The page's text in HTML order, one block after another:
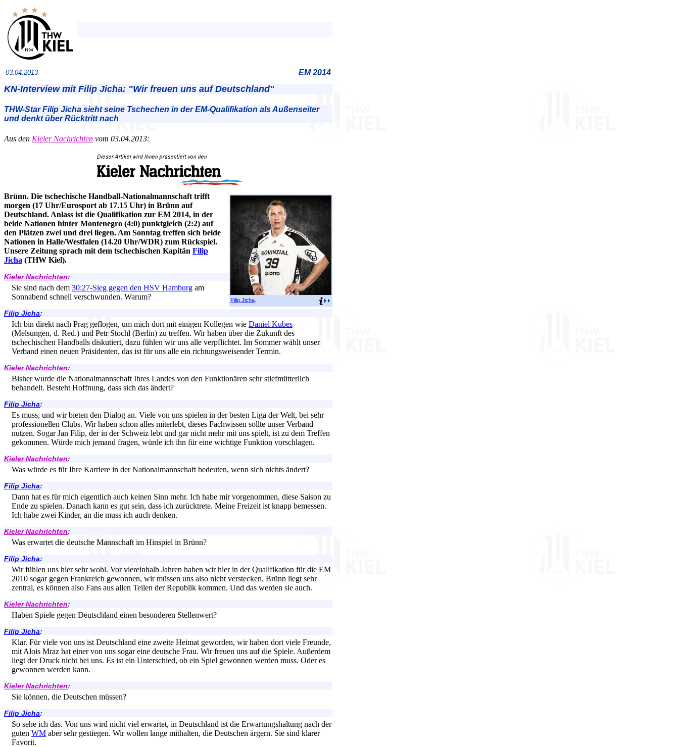
03.04.2013 EM 2014
KN-Interview mit Filip Jicha: "Wir freuen uns auf Deutschland"
THW-Star Filip Jicha sieht seine Tschechen in der EM-Qualifikation als Außenseiter
und denkt über Rücktritt nach
Aus den Kieler Nachrichten vom 03.04.2013:
Filip Jicha
Brünn. Die tschechische Handball-Nationalmannschaft trifft
morgen (17 Uhr/Eurosport ab 17.15 Uhr) in Brünn auf
Deutschland. Anlass ist die Qualifikation zur EM 2014, in der
beide Nationen hinter Montenegro (4:0) punktgleich (2:2) auf
den Plätzen zwei und drei liegen. Am Sonntag treffen sich beide
Nationen in Halle/Westfalen (14.20 Uhr/WDR) zum Rückspiel.
Unsere Zeitung sprach mit dem tschechischen Kapitän Filip
Jicha (THW Kiel).
Kieler Nachrichten:
Sie sind nach dem 30:27-Sieg gegen den HSV Hamburg am
Sonnabend schnell verschwunden. Warum?
Filip Jicha:
Ich bin direkt nach Prag geflogen, um mich dort mit einigen Kollegen wie Daniel Kubes
(Melsungen, d. Red.) und Petr Stochl (Berlin) zu treffen. Wir haben über die Zukunft des
tschechischen Handballs diskutiert, dazu fühlen wir uns alle verpflichtet. Im Sommer wählt unser
Verband einen neuen Präsidenten, das ist für uns alle ein richtungsweisender Termin.
Kieler Nachrichten:
Bisher wurde die Nationalmannschaft Ihres Landes von den Funktionären sehr stiefmütterlich
behandelt. Besteht Hoffnung, dass sich das ändert?
Filip Jicha:
Es muss, und wir bieten den Dialog an. Viele von uns spielen in der besten Liga der Welt, bei sehr
professionellen Clubs. Wir haben schon alles miterlebt, dieses Fachwissen sollte unser Verband
nutzen. Sogar Jan Filip, der in der Schweiz lebt und gar nicht mehr mit uns spielt, ist zu dem Treffen
gekommen. Würde mich jemand fragen, würde ich ihn für eine wichtige Funktion vorschlagen.
Kieler Nachrichten:
Was würde es für Ihre Karriere in der Nationalmannschaft bedeuten, wenn sich nichts ändert?
Filip Jicha:
Dann hat es für mich eigentlich auch keinen Sinn mehr. Ich habe mir vorgenommen, diese Saison zu
Ende zu spielen. Danach kann es gut sein, dass ich zurücktrete. Meine Freizeit ist knapp bemessen.
Ich habe zwei Kinder, an die muss ich auch denken.
Kieler Nachrichten:
Was erwartet die deutsche Mannschaft im Hinspiel in Brünn?
Filip Jicha:
Wir fühlen uns hier sehr wohl. Vor viereinhalb Jahren haben wir hier in der Qualifikation für die EM
2010 sogar gegen Frankreich gewonnen, wir müssen uns also nicht verstecken. Brünn liegt sehr
zentral, es können also Fans aus allen Teilen der Republik kommen. Und das werden sie auch.
Kieler Nachrichten:
Haben Spiele gegen Deutschland einen besonderen Stellenwert?
Filip Jicha:
Klar. Für viele von uns ist Deutschland eine zweite Heimat geworden, wir haben dort viele Freunde,
mit Alois Mraz hat einer von uns sogar eine deutsche Frau. Wir freuen uns auf die Spiele. Außerdem
liegt der Druck nicht bei uns. Es ist ein Unterschied, ob ein Spiel gewonnen werden muss. Oder es
gewonnen werden kann.
Kieler Nachrichten:
Sie können, die Deutschen müssen?
Filip Jicha:
So sehe ich das. Von uns wird nicht viel erwartet, in Deutschland ist die Erwartungshaltung nach der
guten WM aber sehr gestiegen. Wir wollen lange mithalten, die Deutschen ärgern. Sie sind klarer
Favorit.